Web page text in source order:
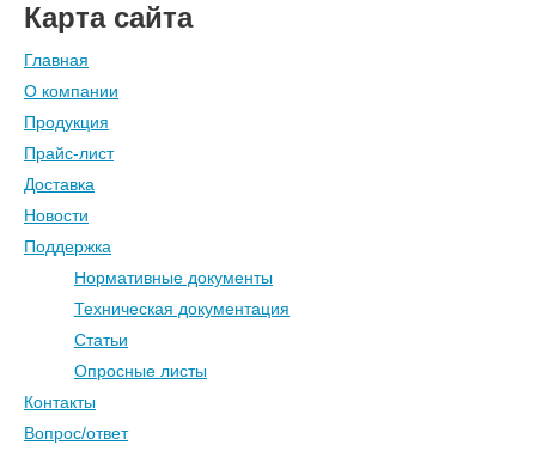
Карта сайта
Главная
О компании
Продукция
Прайс-лист
Доставка
Новости
Поддержка
Нормативные документы
Техническая документация
Статьи
Опросные листы
Контакты
Вопрос/ответ